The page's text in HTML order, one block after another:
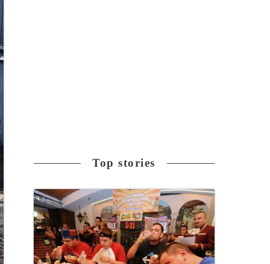
Top stories